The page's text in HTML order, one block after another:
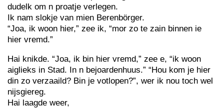
dudelk om n proatje verlegen.
Ik nam slokje van mien Berenbörger.
“Joa, ik woon hier,” zee ik, “mor zo te zain binnen ie
hier vremd.”
Hai knikde. “Joa, ik bin hier vremd,” zee e, “ik woon
aiglieks in Stad. In n bejoardenhuus.” “Hou kom je hier
din zo verzaaild? Bin je votlopen?”, wer ik nou toch wel
nijsgiereg.
Hai laagde weer,